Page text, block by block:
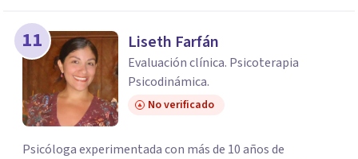
11 Liseth Farfán
Evaluación clínica. Psicoterapia
Psicodinámica.
No verificado
Psicóloga experimentada con más de 10 años de